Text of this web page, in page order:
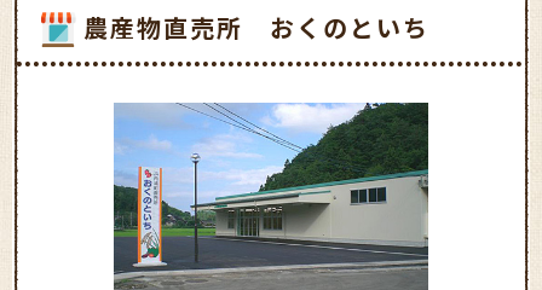
農産物直売所 おくのといち